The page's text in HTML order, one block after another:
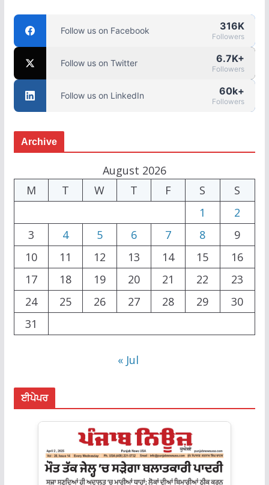
Follow us on Facebook 316K
Followers
Follow us on Twitter 6.7K+
Followers
Follow us on LinkedIn 60k+
Followers
Archive
August 2026
M
T W T F S
S
1
2
3
4 5 6 7 8
9
10
11 12 13 14 15
16
17
18 19 20 21 22
23
24
25 26 27 28 29
30
31
« Jul
ਈਪੇਪਰ